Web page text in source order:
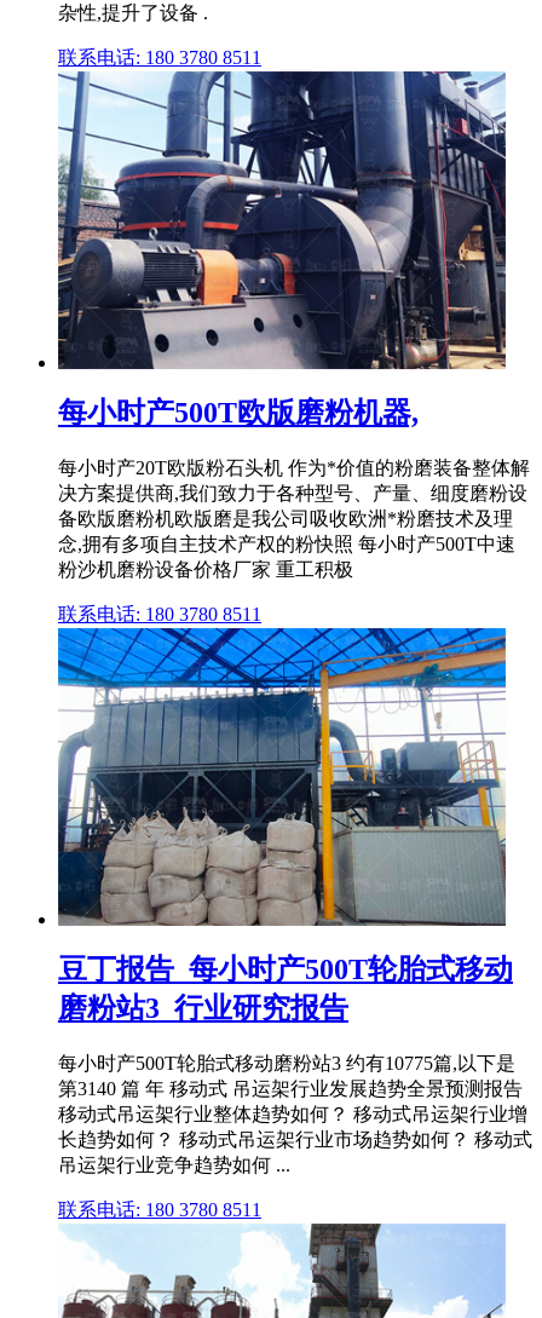
杂性,提升了设备 .
联系电话: 180 3780 8511
每小时产500T欧版磨粉机器,
每小时产20T欧版粉石头机 作为*价值的粉磨装备整体解
决方案提供商,我们致力于各种型号、产量、细度磨粉设
备欧版磨粉机欧版磨是我公司吸收欧洲*粉磨技术及理
念,拥有多项自主技术产权的粉快照 每小时产500T中速
粉沙机磨粉设备价格厂家 重工积极
联系电话: 180 3780 8511
豆丁报告_每小时产500T轮胎式移动
磨粉站3_行业研究报告
每小时产500T轮胎式移动磨粉站3 约有10775篇,以下是
第3140 篇 年 移动式 吊运架行业发展趋势全景预测报告
移动式吊运架行业整体趋势如何？ 移动式吊运架行业增
长趋势如何？ 移动式吊运架行业市场趋势如何？ 移动式
吊运架行业竞争趋势如何 ...
联系电话: 180 3780 8511